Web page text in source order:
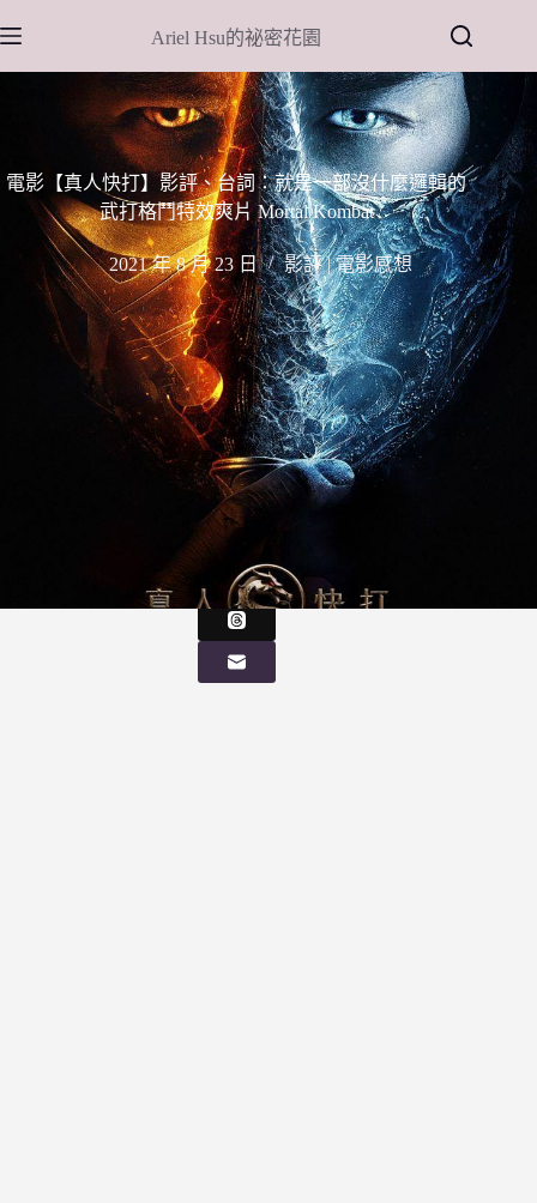
至
主
Ariel Hsu的祕密花園
電影【真人快打】影評、台詞：就是一部沒什麼邏輯的
武打格鬥特效爽片 Mortal Kombat
2021 年 8 月 23 日 影評 | 電影感想